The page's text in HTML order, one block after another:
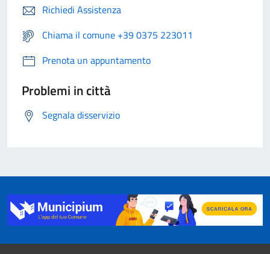
Richiedi Assistenza
Chiama il comune +39 0375 223011
Prenota un appuntamento
Problemi in città
Segnala disservizio